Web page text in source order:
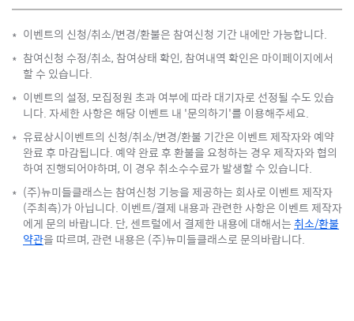
* 이벤트의 신청/취소/변경/환불은 참여신청 기간 내에만 가능합니다.
* 참여신청 수정/취소, 참여상태 확인, 참여내역 확인은 마이페이지에서
할 수 있습니다.
* 이벤트의 설정, 모집정원 초과 여부에 따라 대기자로 선정될 수도 있습
니다. 자세한 사항은 해당 이벤트 내 '문의하기'를 이용해주세요.
* 유료상시이벤트의 신청/취소/변경/환불 기간은 이벤트 제작자와 예약
완료 후 마감됩니다. 예약 완료 후 환불을 요청하는 경우 제작자와 협의
하여 진행되어야하며, 이 경우 취소수수료가 발생할 수 있습니다.
* (주)뉴미들클래스는 참여신청 기능을 제공하는 회사로 이벤트 제작자
(주최측)가 아닙니다. 이벤트/결제 내용과 관련한 사항은 이벤트 제작자
에게 문의 바랍니다. 단, 센트럴에서 결제한 내용에 대해서는취소/환불
약관을 따르며, 관련 내용은 (주)뉴미들클래스로 문의바랍니다.